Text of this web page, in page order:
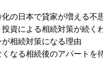
化の日本で貸家が増える不
投資による相続対策が続く
が相続対策になる理由
くなる相続後のアパートを